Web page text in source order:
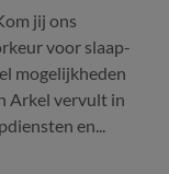
jij ons
voor slaap-
mogelijkheden
Arkel vervult in
en...